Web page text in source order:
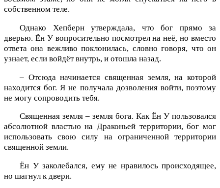
собственном теле.
Однако Хепберн утверждала, что бог прямо за
дверью. Ён У вопросительно посмотрел на неё, но вместо
ответа она вежливо поклонилась, словно говоря, что он
узнает, если войдёт внутрь, и отошла назад.
– Отсюда начинается священная земля, на которой
находится бог. Я не получала дозволения войти, поэтому
не могу сопроводить тебя.
Священная земля – земля бога. Как Ён У пользовался
абсолютной властью на Драконьей территории, бог мог
использовать свою силу на ограниченной территории
священной земли.
Ён У заколебался, ему не нравилось происходящее,
но шагнул к двери.